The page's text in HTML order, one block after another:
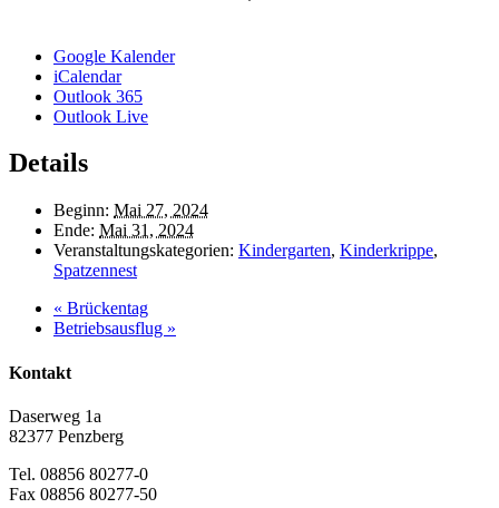
Google Kalender
iCalendar
Outlook 365
Outlook Live
Details
Beginn: Mai 27, 2024
Ende: Mai 31, 2024
Veranstaltungskategorien: Kindergarten, Kinderkrippe,
Spatzennest
« Brückentag
Betriebsausflug »
Kontakt
Daserweg 1a
82377 Penzberg
Tel. 08856 80277-0
Fax 08856 80277-50